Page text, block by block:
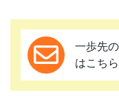
一歩先
はこちら